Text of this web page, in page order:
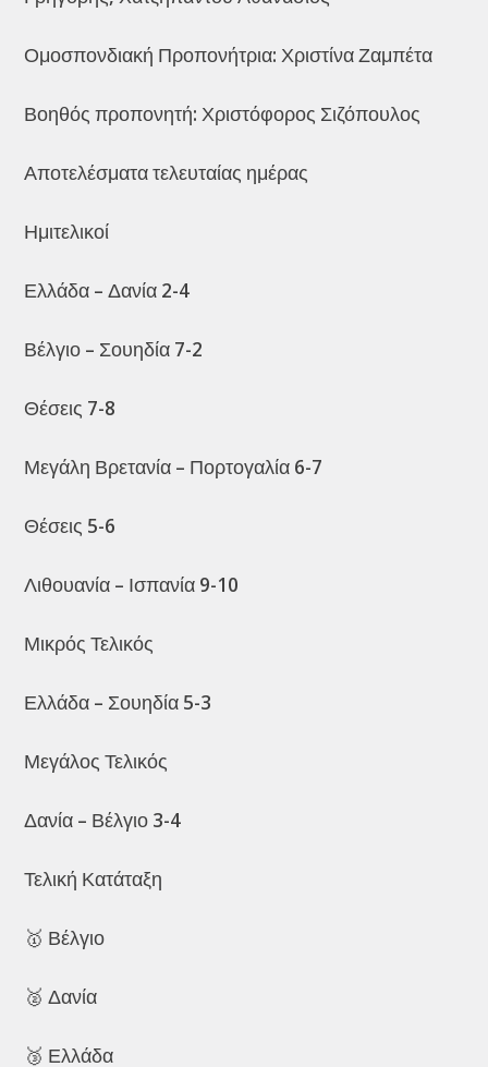
Ομοσπονδιακή Προπονήτρια: Χριστίνα Ζαμπέτα
Βοηθός προπονητή: Χριστόφορος Σιζόπουλος
Αποτελέσματα τελευταίας ημέρας
Ημιτελικοί
Ελλάδα – Δανία 2-4
Βέλγιο – Σουηδία 7-2
Θέσεις 7-8
Μεγάλη Βρετανία – Πορτογαλία 6-7
Θέσεις 5-6
Λιθουανία – Ισπανία 9-10
Μικρός Τελικός
Ελλάδα – Σουηδία 5-3
Μεγάλος Τελικός
Δανία – Βέλγιο 3-4
Τελική Κατάταξη
🥇 Βέλγιο
🥈 Δανία
🥉 Ελλάδα